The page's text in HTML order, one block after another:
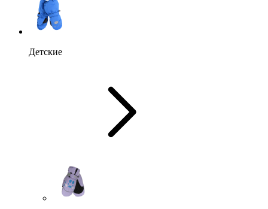
Детские